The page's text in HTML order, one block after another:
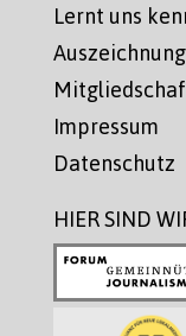
Lernt uns
Impressum
Datenschutz
HIER SIND